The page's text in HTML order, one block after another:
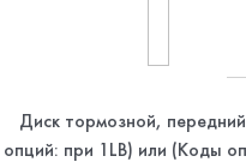
Диск тормозной,
опций: при 1LB) или (Коды